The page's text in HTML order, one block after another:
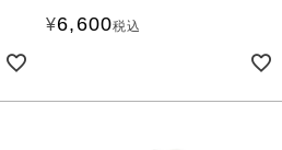
¥6,600税込